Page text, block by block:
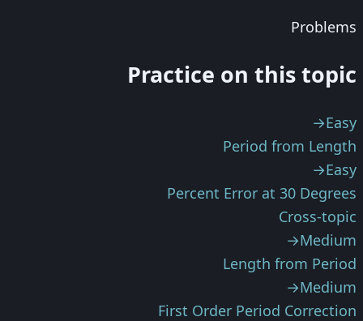
Problems
Practice on this topic
Easy
→
Period from Length
Easy
→
Percent Error at 30 Degrees
Cross-topic
Medium
→
Length from Period
Medium
→
First Order Period Correction